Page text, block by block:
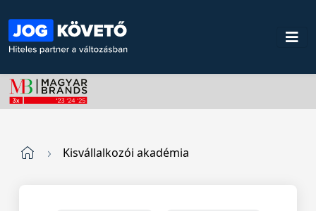
Kisvállalkozói akadémia